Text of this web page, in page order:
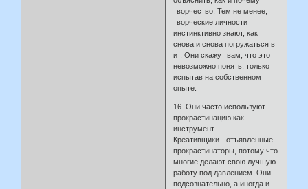
творчество. Тем не менее,
творческие личности
инстинктивно знают, как
снова и снова погружаться в
ит. Они скажут вам, что это
невозможно понять, только
испытав на собственном
опыте.
16. Они часто используют
прокрастинацию как
инструмент.
Креативщики - отъявленные
прокрастинаторы, потому что
многие делают свою лучшую
работу под давлением. Они
подсознательно, а иногда и